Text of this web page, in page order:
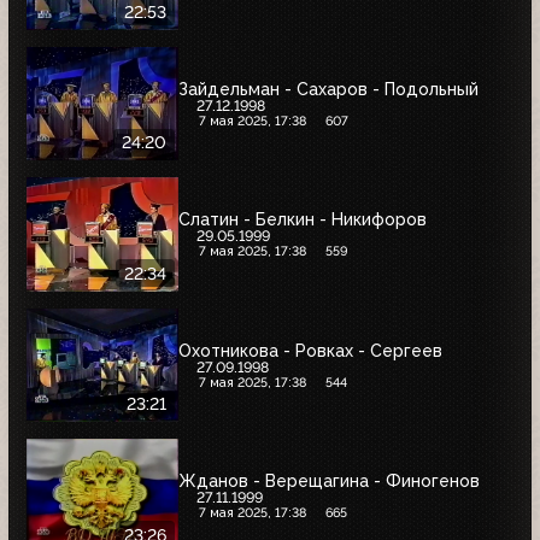
22:53
24:20
Зайдельман - Сахаров - Подольный
27.12.1998
7 мая 2025, 17:38 607
22:34
Слатин - Белкин - Никифоров
29.05.1999
7 мая 2025, 17:38 559
23:21
Охотникова - Ровках - Сергеев
27.09.1998
7 мая 2025, 17:38 544
23:26
Жданов - Верещагина - Финогенов
27.11.1999
7 мая 2025, 17:38 665